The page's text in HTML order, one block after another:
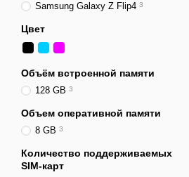
Samsung Galaxy Z Flip4 3
Цвет
Объём встроенной памяти
128 GB 3
Объем оперативной памяти
8 GB 3
Количество поддерживаемых
SIM-карт